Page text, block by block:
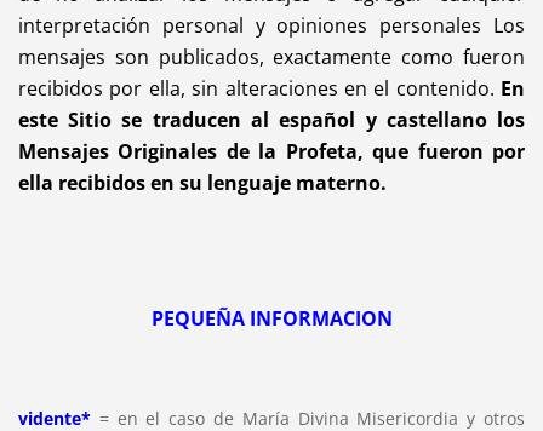
interpretación personal y opiniones personales Los
mensajes son publicados, exactamente como fueron
recibidos por ella, sin alteraciones en el contenido. En
este Sitio se traducen al español y castellano los
Mensajes Originales de la Profeta, que fueron por
ella recibidos en su lenguaje materno.
PEQUEÑA INFORMACION
vidente*= en el caso de María Divina Misericordia y otros